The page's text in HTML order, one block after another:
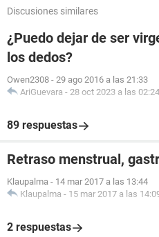
Discusiones similares
¿Puedo dejar de ser
los dedos?
Owen2308 - 29 ago 2016 a las 21:33
AriGuevara - 28 oct 2023 a las 02:24
89 respuestas
Retraso menstrual,
Klaupalma - 14 mar 2017 a las 13:44
Klaupalma - 15 mar 2017 a las
2 respuestas